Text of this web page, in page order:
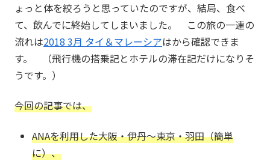
ょっと体を絞ろうと思っていたのですが、結局、食べ
て、飲んでに終始してしまいました。 この旅の一連の
流れは2018 3月 タイ＆マレーシアはから確認できま
す。 （飛行機の搭乗記とホテルの滞在記だけになりそ
うです。）
今回の記事では、
ANAを利用した大阪・伊丹～東京・羽田（簡単
に）、